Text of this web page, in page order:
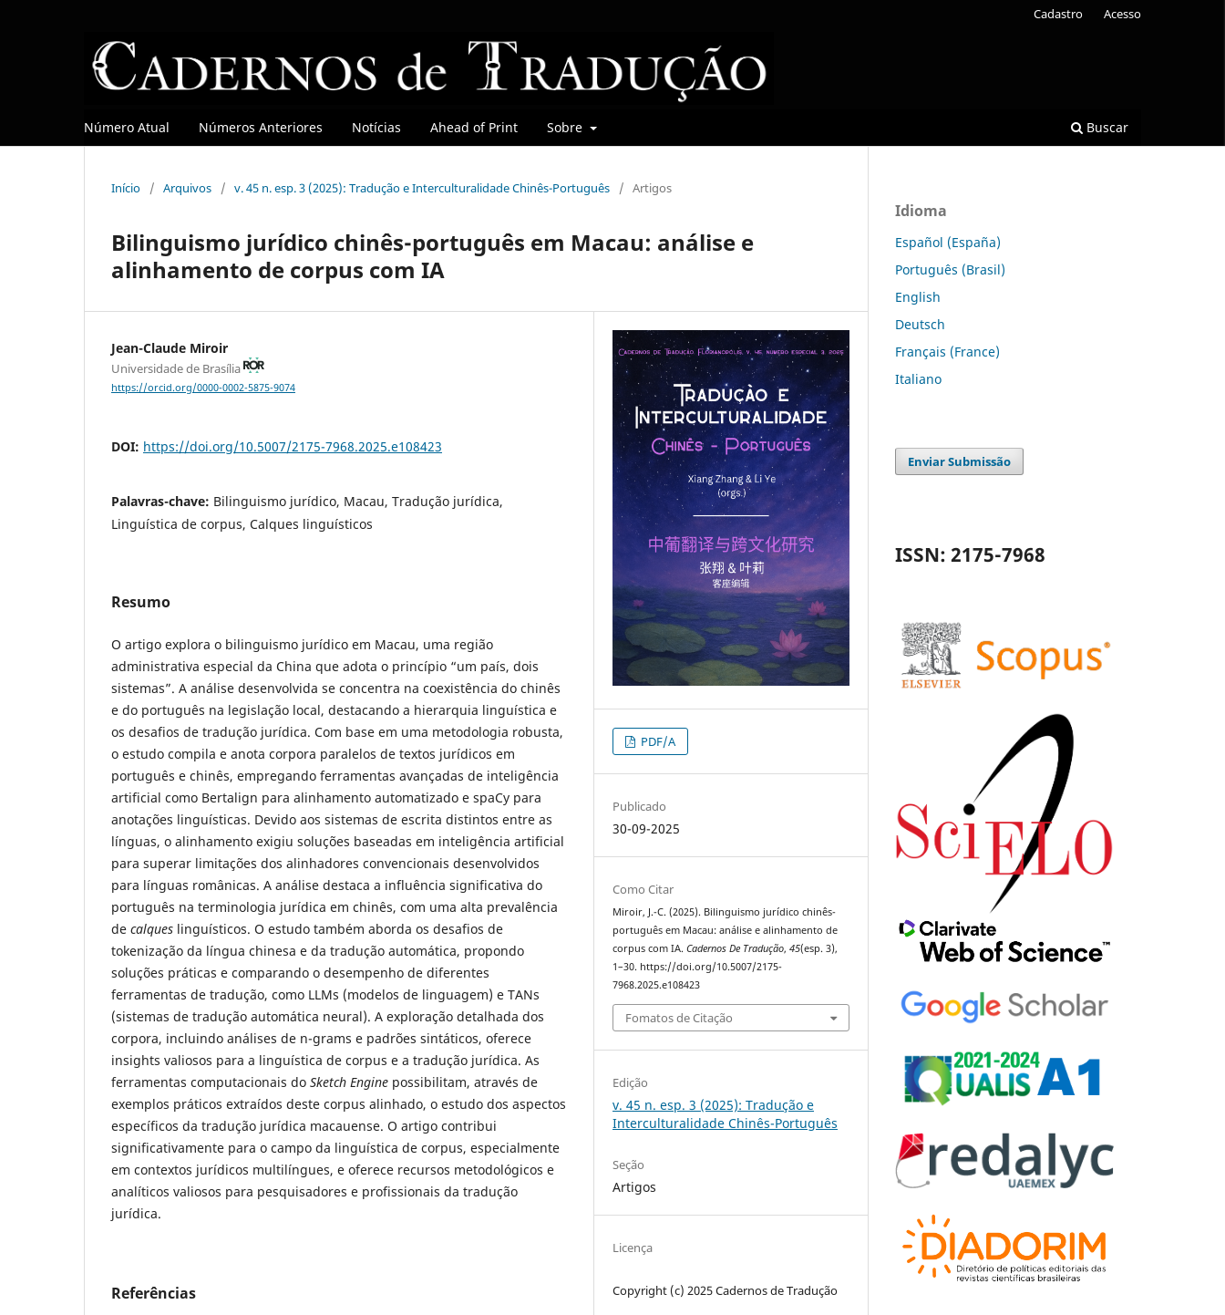
Número Atual Números Anteriores Notícias Ahead of Print Sobre Buscar
Cadastro Acesso
Início / Arquivos / v. 45 n. esp. 3 (2025): Tradução e Interculturalidade Chinês-Português / Artigos
Bilinguismo jurídico chinês-português em Macau: análise e
alinhamento de corpus com IA
Jean-Claude Miroir
Universidade de Brasília
https://orcid.org/0000-0002-5875-9074
DOI: https://doi.org/10.5007/2175-7968.2025.e108423
Palavras-chave: Bilinguismo jurídico, Macau, Tradução jurídica,
Linguística de corpus, Calques linguísticos
Resumo
O artigo explora o bilinguismo jurídico em Macau, uma região
administrativa especial da China que adota o princípio “um país, dois
sistemas”. A análise desenvolvida se concentra na coexistência do chinês
e do português na legislação local, destacando a hierarquia linguística e
os desafios de tradução jurídica. Com base em uma metodologia robusta,
o estudo compila e anota corpora paralelos de textos jurídicos em
português e chinês, empregando ferramentas avançadas de inteligência
artificial como Bertalign para alinhamento automatizado e spaCy para
anotações linguísticas. Devido aos sistemas de escrita distintos entre as
línguas, o alinhamento exigiu soluções baseadas em inteligência artificial
para superar limitações dos alinhadores convencionais desenvolvidos
para línguas românicas. A análise destaca a influência significativa do
português na terminologia jurídica em chinês, com uma alta prevalência
de calques linguísticos. O estudo também aborda os desafios de
tokenização da língua chinesa e da tradução automática, propondo
soluções práticas e comparando o desempenho de diferentes
ferramentas de tradução, como LLMs (modelos de linguagem) e TANs
(sistemas de tradução automática neural). A exploração detalhada dos
corpora, incluindo análises de n-grams e padrões sintáticos, oferece
insights valiosos para a linguística de corpus e a tradução jurídica. As
ferramentas computacionais do Sketch Engine possibilitam, através de
exemplos práticos extraídos deste corpus alinhado, o estudo dos aspectos
específicos da tradução jurídica macauense. O artigo contribui
significativamente para o campo da linguística de corpus, especialmente
em contextos jurídicos multilíngues, e oferece recursos metodológicos e
analíticos valiosos para pesquisadores e profissionais da tradução
jurídica.
Referências
PDF/A
Publicado
30-09-2025
Como Citar
Miroir, J.-C. (2025). Bilinguismo jurídico chinês-
português em Macau: análise e alinhamento de
corpus com IA.Cadernos De Tradução,45(esp. 3),
1–30. https://doi.org/10.5007/2175-
7968.2025.e108423
Fomatos de Citação
Edição
v. 45 n. esp. 3 (2025): Tradução e
Interculturalidade Chinês-Português
Seção
Artigos
Licença
Copyright (c) 2025 Cadernos de Tradução
Idioma
Español (España)
Português (Brasil)
English
Deutsch
Français (France)
Italiano
Enviar Submissão
ISSN: 2175-7968